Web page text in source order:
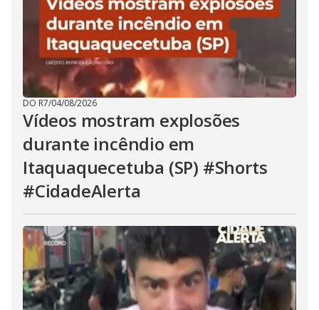
DO R7/04/08/2026
Vídeos mostram explosões
durante incêndio em
Itaquaquecetuba (SP) #Shorts
#CidadeAlerta